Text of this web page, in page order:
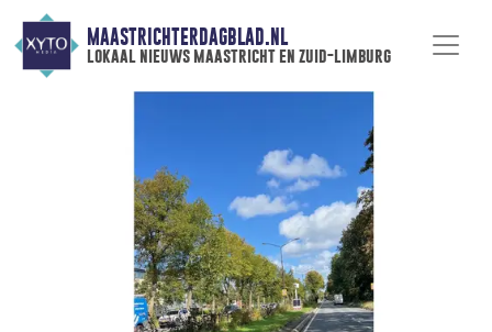
MAASTRICHTERDAGBLAD.NL
lokaal nieuws maastricht en zuid-limburg